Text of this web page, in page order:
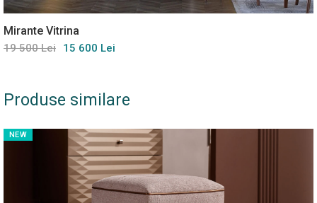
Mirante Vitrina
19 500 Lei 15 600 Lei
Produse similare
NEW